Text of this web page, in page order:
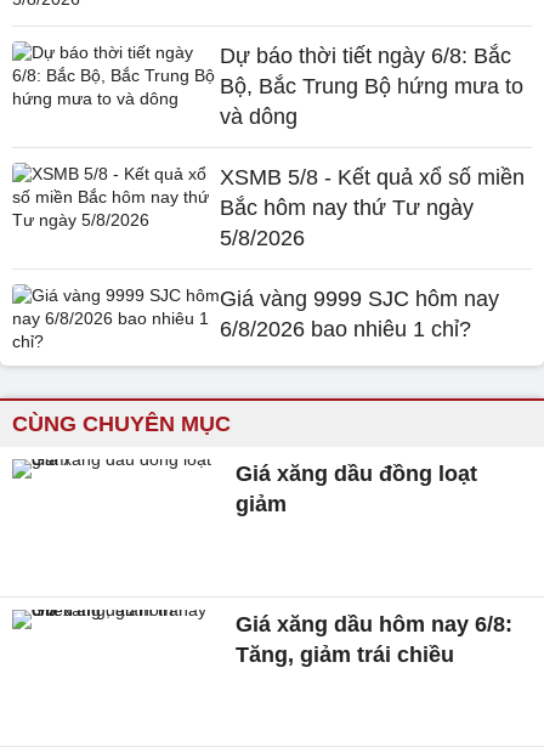
Dự báo thời tiết ngày 6/8: Bắc
Bộ, Bắc Trung Bộ hứng mưa to
và dông
XSMB 5/8 - Kết quả xổ số miền
Bắc hôm nay thứ Tư ngày
5/8/2026
Giá vàng 9999 SJC hôm nay
6/8/2026 bao nhiêu 1 chỉ?
CÙNG CHUYÊN MỤC
Giá xăng dầu đồng loạt
giảm
Giá xăng dầu hôm nay 6/8:
Tăng, giảm trái chiều